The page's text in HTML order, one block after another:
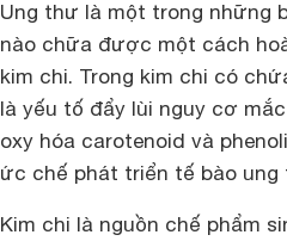
Ung thư là một trong những
nào chữa được một cách
kim chi. Trong kim chi có
là yếu tố đẩy lùi nguy cơ
oxy hóa carotenoid và
ức chế phát triển tế bào
Kim chi là nguồn chế phẩm